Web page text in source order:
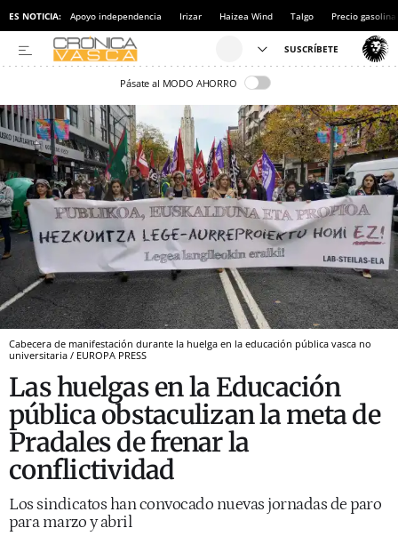
ES NOTICIA: Apoyo independencia Irizar Haizea Wind Talgo Precio gasolina
Pásate al MODO AHORRO
Cabecera de manifestación durante la huelga en la educación pública vasca no
universitaria / EUROPA PRESS
Las huelgas en la Educación
pública obstaculizan la meta de
Pradales de frenar la
conflictividad
Los sindicatos han convocado nuevas jornadas de paro
para marzo y abril